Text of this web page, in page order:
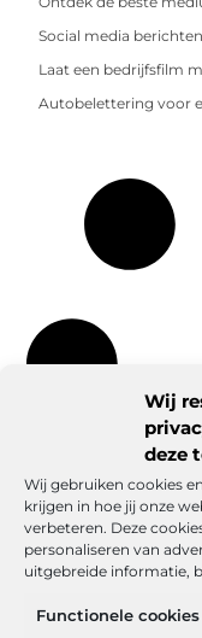
Wij
deze
Wij gebruiken cookies
krijgen in hoe jij onze
verbeteren. Deze
personaliseren van
uitgebreide informatie,
Functionele cookies
Social media
Laat een bedrijfsfilm
Autobelettering voor